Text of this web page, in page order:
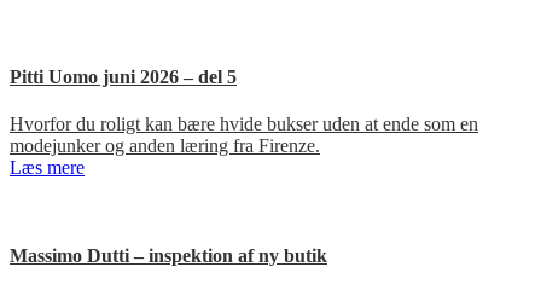
Pitti Uomo juni 2026 – del 5
Hvorfor du roligt kan bære hvide bukser uden at ende som en
modejunker og anden læring fra Firenze.
Læs mere
Massimo Dutti – inspektion af ny butik